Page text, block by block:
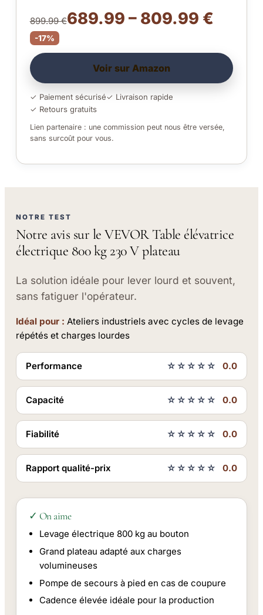
899.99 €689.99 – 809.99 €
-17%
Voir sur Amazon
✓ Paiement sécurisé✓ Livraison rapide
✓ Retours gratuits
Lien partenaire : une commission peut nous être versée,
sans surcoût pour vous.
NOTRE TEST
Notre avis sur le VEVOR Table élévatrice
électrique 800 kg 230 V plateau
La solution idéale pour lever lourd et souvent,
sans fatiguer l'opérateur.
Idéal pour : Ateliers industriels avec cycles de levage
répétés et charges lourdes
Performance ☆☆☆☆☆ 0.0
Capacité ☆☆☆☆☆ 0.0
Fiabilité ☆☆☆☆☆ 0.0
Rapport qualité-prix ☆☆☆☆☆ 0.0
✓ On aime
Levage électrique 800 kg au bouton
Grand plateau adapté aux charges
volumineuses
Pompe de secours à pied en cas de coupure
Cadence élevée idéale pour la production